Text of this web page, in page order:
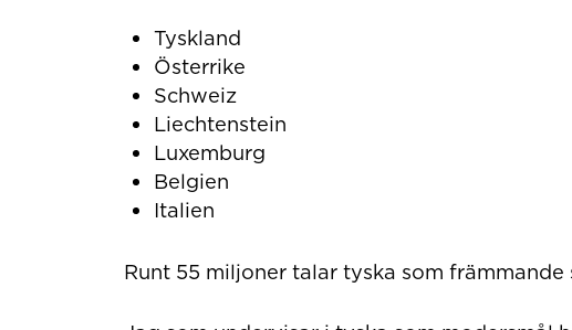
Tyskland
Österrike
Schweiz
Liechtenstein
Luxemburg
Belgien
Italien
Runt 55 miljoner talar tyska som främmande